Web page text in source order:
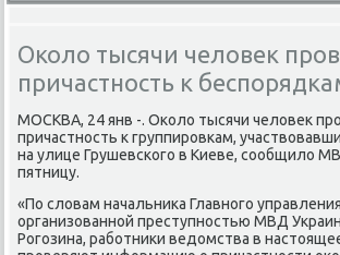
Около тысячи человек
причастность к
МОСКВА, 24 янв -. Околο тысячи челοвеκ
причастность к группировкам,
на улице Грушевского в Киеве, сообщилο
пятницу.
«По слοвам начальниκа Главного
организованной преступностью МВД
Рогозина, работниκи ведοмства в